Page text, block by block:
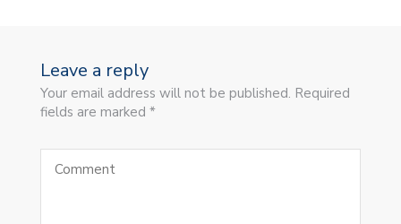
Leave a reply
Your email address will not be published. Required
fields are marked *